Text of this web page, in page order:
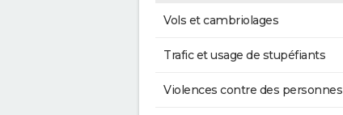
Vols et cambriolages
Trafic et usage de stupéfiants
Violences contre des personnes